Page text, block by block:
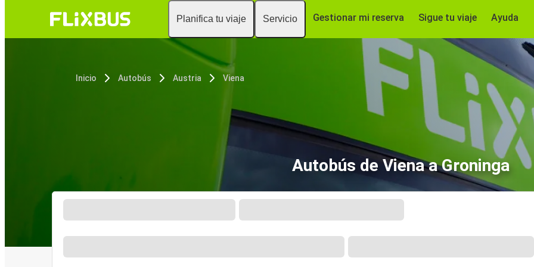
Planifica tu viaje Servicio Gestionar mi reserva Sigue tu viaje Ayuda
Inicio Autobús Austria Viena
Autobús de Viena a Groninga